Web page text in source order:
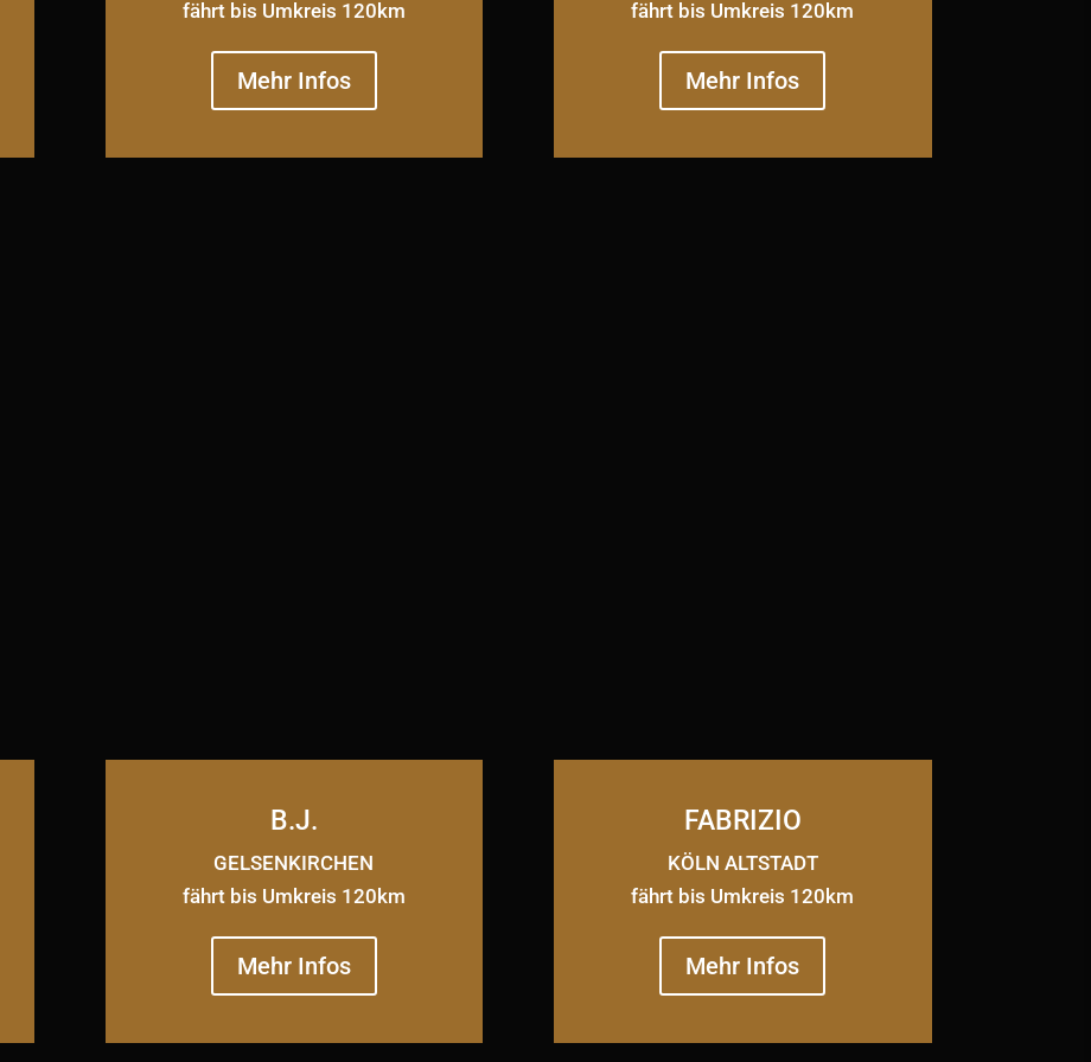
fährt bis Umkreis 120km
Mehr Infos
B.J.
GELSENKIRCHEN
fährt bis Umkreis 120km
Mehr Infos
fährt bis Umkreis 120km
Mehr Infos
FABRIZIO
KÖLN ALTSTADT
fährt bis Umkreis 120km
Mehr Infos